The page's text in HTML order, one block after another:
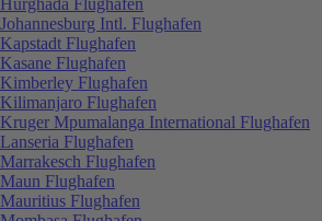
Johannesburg Intl. Flughafen
Kapstadt Flughafen
Kasane Flughafen
Kimberley Flughafen
Kilimanjaro Flughafen
Kruger Mpumalanga International Flughafen
Lanseria Flughafen
Marrakesch Flughafen
Maun Flughafen
Mauritius Flughafen